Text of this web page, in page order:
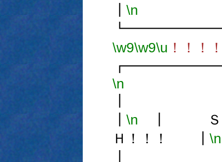
\n
\w9\w9\u ！！！
\n
\n ┃ ＳＭＡ
Ｈ！！！ ┃ \n